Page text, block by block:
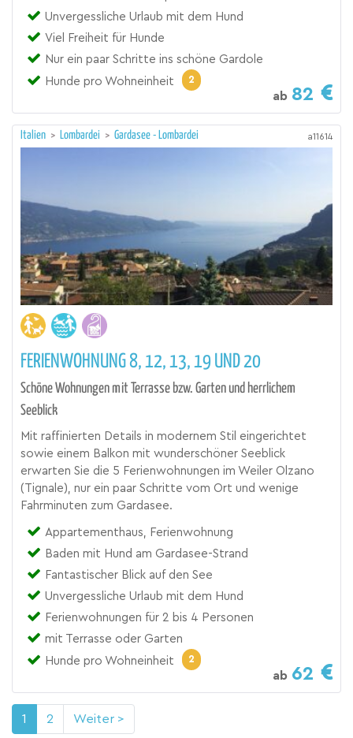
Unvergessliche Urlaub mit dem Hund
Viel Freiheit für Hunde
Nur ein paar Schritte ins schöne Gardole
Hunde pro Wohneinheit
2
ab 82
Italien > Lombardei > Gardasee - Lombardei a11614
FERIENWOHNUNG 8, 12, 13, 19 UND 20
Schöne Wohnungen mit Terrasse bzw. Garten und herrlichem
Seeblick
Mit raffinierten Details in modernem Stil eingerichtet
sowie einem Balkon mit wunderschöner Seeblick
erwarten Sie die 5 Ferienwohnungen im Weiler Olzano
(Tignale), nur ein paar Schritte vom Ort und wenige
Fahrminuten zum Gardasee.
Appartementhaus, Ferienwohnung
Baden mit Hund am Gardasee-Strand
Fantastischer Blick auf den See
Unvergessliche Urlaub mit dem Hund
Ferienwohnungen für 2 bis 4 Personen
mit Terrasse oder Garten
Hunde pro Wohneinheit
2
ab 62
1 2 Weiter >